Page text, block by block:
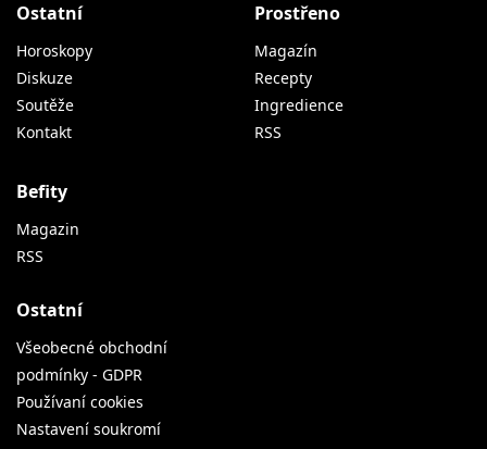
Ostatní
Horoskopy
Diskuze
Soutěže
Kontakt
Prostřeno
Magazín
Recepty
Ingredience
RSS
Befity
Magazin
RSS
Ostatní
Všeobecné obchodní
podmínky - GDPR
Používaní cookies
Nastavení soukromí